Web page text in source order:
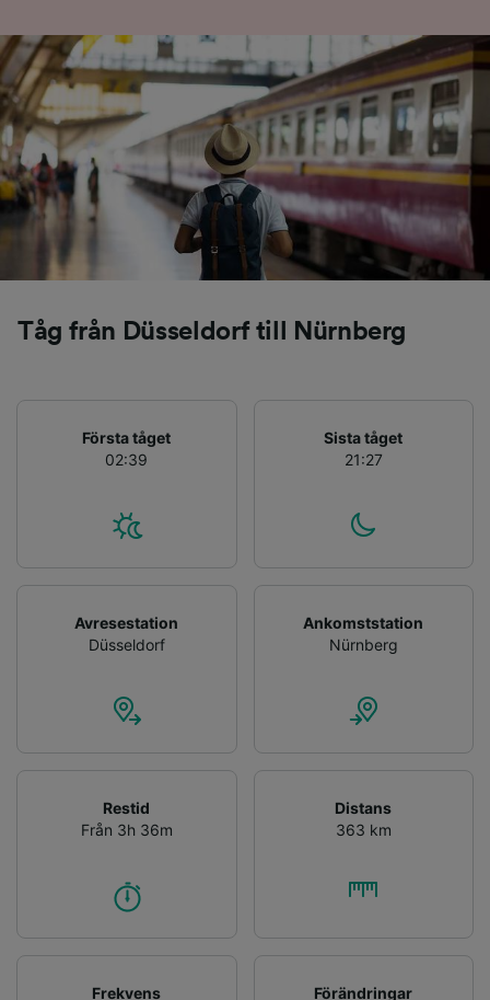
Tåg från Düsseldorf till Nürnberg
Första tåget
02:39
Sista tåget
21:27
Avresestation
Düsseldorf
Ankomststation
Nürnberg
Restid
Från 3h 36m
Distans
363 km
Frekvens Förändringar
Vi och våra partners behandlar data för att
tillhandahålla:
Använda exakta uppgifter om geografisk
positionering. Aktivt läsa av enhetens
egenskaper för identifieringsändamål. Lagra
och/eller få åtkomst till information på en
enhet. Personanpassad reklam och innehåll,
reklam- och innehållsmätning, forskning
angående målgrupp och tjänsteutveckling.
Lista över partner (leverantörer)